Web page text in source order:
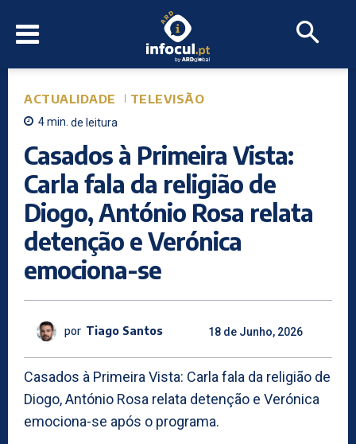
ACTUALIDADE TELEVISÃO
4min. de leitura
Casados à Primeira Vista:
Carla fala da religião de
Diogo, António Rosa relata
detenção e Verónica
emociona-se
por Tiago Santos 18 de Junho, 2026
Casados à Primeira Vista: Carla fala da religião de
Diogo, António Rosa relata detenção e Verónica
emociona-se após o programa.